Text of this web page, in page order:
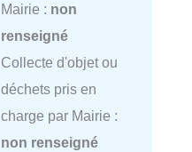
Mairie : non
renseigné
Collecte d'objet ou
déchets pris en
charge par Mairie :
non renseigné